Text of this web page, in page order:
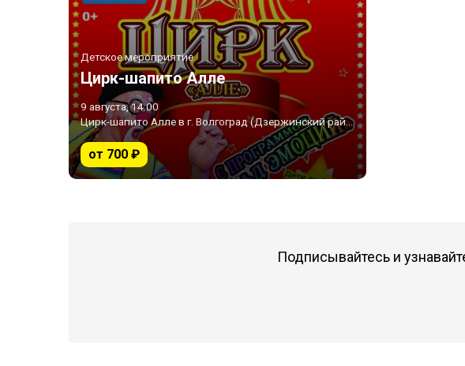
Детское мероприятие
Цирк-шапито Алле
9 августа, 14:00
Цирк-шапито Алле в г. Волгоград (Дзержинский район) • Волгоград
от 700 ₽
Подписывайтесь и